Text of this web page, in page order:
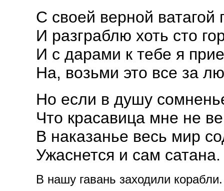
С своей верной ватагой
И разграблю хоть сто
И с дарами к тебе я
На, возьми это все за
Но если в душу
Что красавица мне не
В наказанье весь мир
Ужаснется и сам сатана.
В нашу гавань заходили